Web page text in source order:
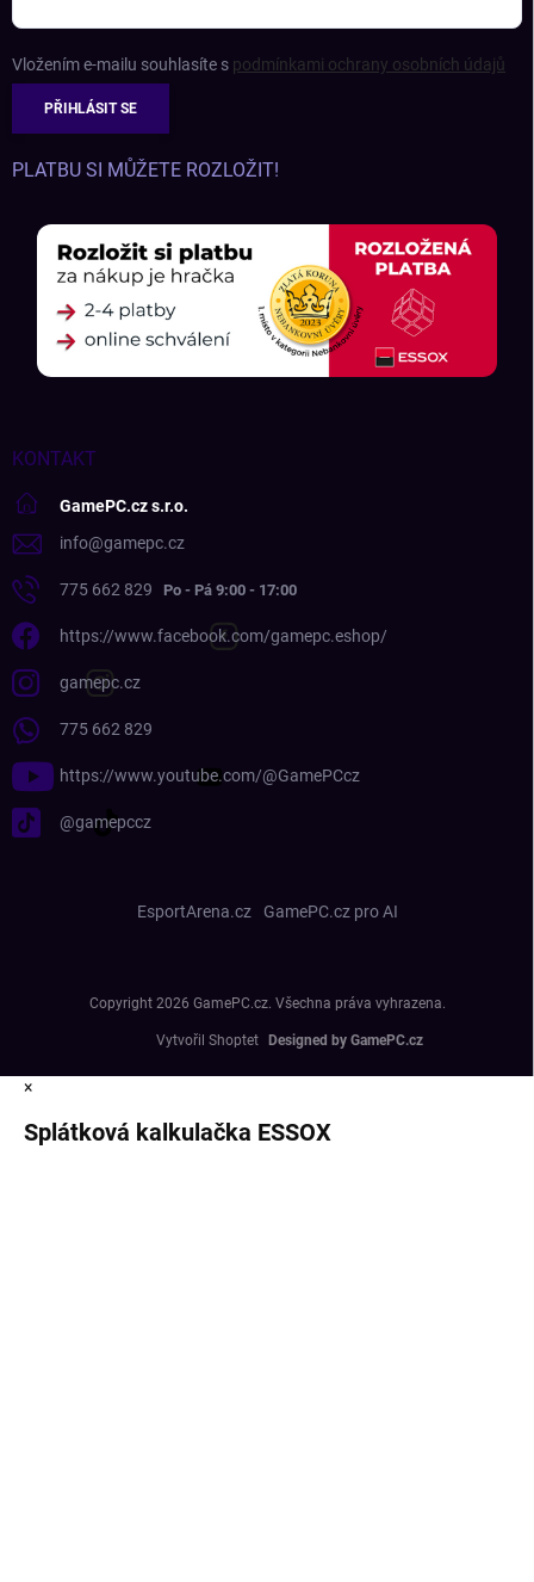
Vložením e-mailu souhlasíte s podmínkami ochrany osobních údajů
PŘIHLÁSIT SE
PLATBU SI MŮŽETE ROZLOŽIT!
KONTAKT
GamePC.cz s.r.o.
info@gamepc.cz
775 662 829
https://www.facebook.com/gamepc.eshop/
gamepc.cz
775 662 829
https://www.youtube.com/@GamePCcz
@gamepccz
EsportArena.cz GamePC.cz pro AI
Vytvořil Shoptet
Copyright 2026 GamePC.cz. Všechna práva vyhrazena.
×
Splátková kalkulačka ESSOX